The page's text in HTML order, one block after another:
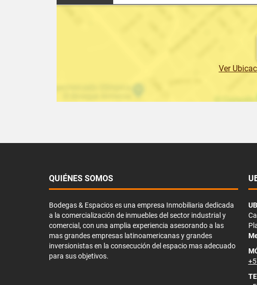
Ver
QUIÉNES SOMOS
Bodegas & Espacios es una empresa Inmobiliaria dedicada
a la comercialización de inmuebles del sector industrial y
comercial, con una amplia experiencia asesorando a las
mas grandes empresas latinoamericanas y grandes
inversionistas en la consecución del espacio mas adecuado
para sus objetivos.